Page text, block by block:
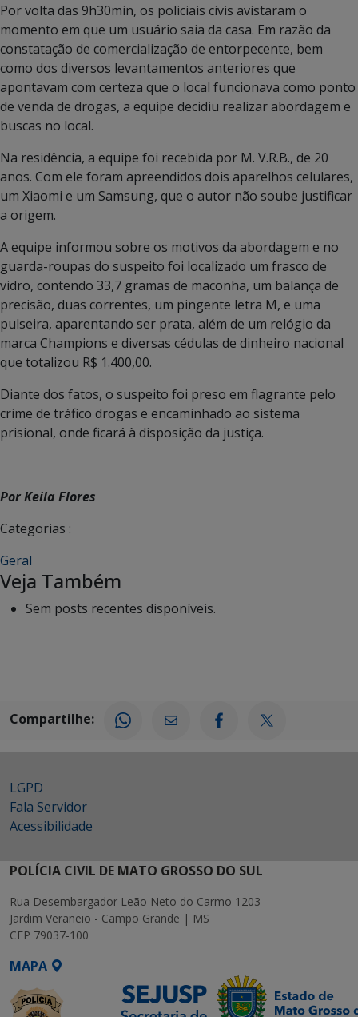
Por volta das 9h30min, os policiais civis avistaram o
momento em que um usuário saia da casa. Em razão da
constatação de comercialização de entorpecente, bem
como dos diversos levantamentos anteriores que
apontavam com certeza que o local funcionava como ponto
de venda de drogas, a equipe decidiu realizar abordagem e
buscas no local.
Na residência, a equipe foi recebida por M. V.R.B., de 20
anos. Com ele foram apreendidos dois aparelhos celulares,
um Xiaomi e um Samsung, que o autor não soube justificar
a origem.
A equipe informou sobre os motivos da abordagem e no
guarda-roupas do suspeito foi localizado um frasco de
vidro, contendo 33,7 gramas de maconha, um balança de
precisão, duas correntes, um pingente letra M, e uma
pulseira, aparentando ser prata, além de um relógio da
marca Champions e diversas cédulas de dinheiro nacional
que totalizou R$ 1.400,00.
Diante dos fatos, o suspeito foi preso em flagrante pelo
crime de tráfico drogas e encaminhado ao sistema
prisional, onde ficará à disposição da justiça.
Por Keila Flores
Categorias :
Geral
Veja Também
Sem posts recentes disponíveis.
Compartilhe:
LGPD
Fala Servidor
Acessibilidade
POLÍCIA CIVIL DE MATO GROSSO DO SUL
Rua Desembargador Leão Neto do Carmo 1203
Jardim Veraneio - Campo Grande | MS
CEP 79037-100
MAPA